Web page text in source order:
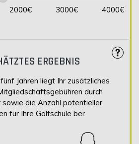
2000€ 3000€ 4000€
ERGEBNIS
Jahren liegt Ihr zusätzliches
durch
sowie die Anzahl potentieller
für Ihre Golfschule bei: